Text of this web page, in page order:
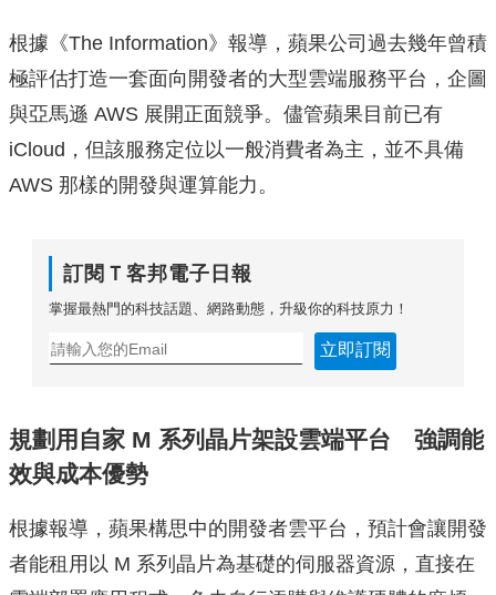
根據《The Information》報導，蘋果公司過去幾年曾積
極評估打造一套面向開發者的大型雲端服務平台，企圖
與亞馬遜 AWS 展開正面競爭。儘管蘋果目前已有
iCloud，但該服務定位以一般消費者為主，並不具備
AWS 那樣的開發與運算能力。
訂閱Ｔ客邦電子日報
掌握最熱門的科技話題、網路動態，升級你的科技原力！
立即訂閱
規劃用自家 M 系列晶片架設雲端平台 強調能
效與成本優勢
根據報導，蘋果構思中的開發者雲平台，預計會讓開發
者能租用以 M 系列晶片為基礎的伺服器資源，直接在